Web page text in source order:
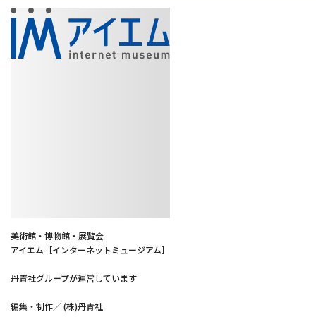
美術館・博物館・展覧会
アイエム［インターネットミュージアム］
丹青社グループが運営しています
編集・制作／ (株)丹青社